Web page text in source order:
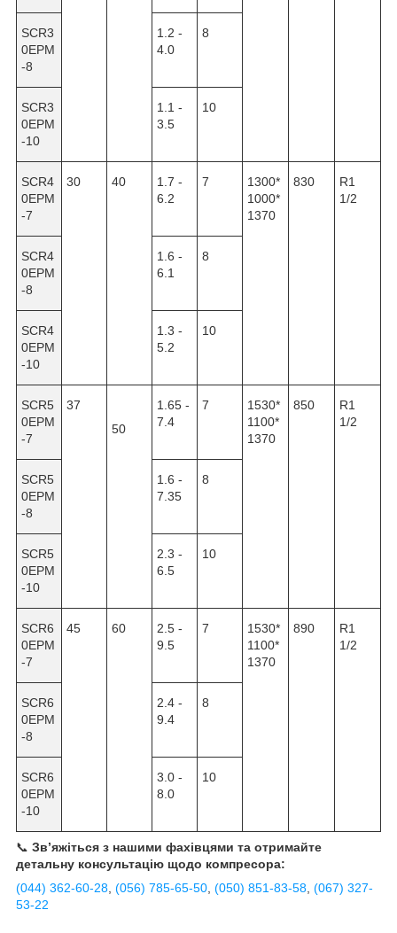
SCR3
0EPM
-8
1.2 -
4.0
8
SCR3
0EPM
-10
1.1 -
3.5
10
SCR4
0EPM
-7
30 40
1.7 -
6.2
7
1300*
1000*
1370
830
R1
1/2
SCR4
0EPM
-8
1.6 -
6.1
8
SCR4
0EPM
-10
1.3 -
5.2
10
SCR5
0EPM
-7
37
50
1.65 -
7.4
7
1530*
1100*
1370
850
R1
1/2
SCR5
0EPM
-8
1.6 -
7.35
8
SCR5
0EPM
-10
2.3 -
6.5
10
SCR6
0EPM
-7
45 60
2.5 -
9.5
7
1530*
1100*
1370
890
R1
1/2
SCR6
0EPM
-8
2.4 -
9.4
8
SCR6
0EPM
-10
3.0 -
8.0
10
📞 Зв’яжіться з нашими фахівцями та отримайте
детальну консультацію щодо компресора:
(044) 362-60-28 (056) 785-65-50 (050) 851-83-58 (067) 327-
53-22